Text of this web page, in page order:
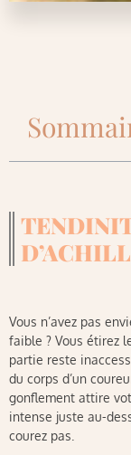
Vous n’avez pas
faible ? Vous étirez
partie reste
du corps d’un
gonflement attire
intense juste au-
courez pas.